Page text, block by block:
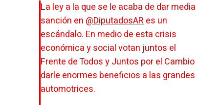
La ley a la que se le acaba de dar media
sanción en @DiputadosARes un
escándalo. En medio de esta crisis
económica y social votan juntos el
Frente de Todos y Juntos por el Cambio
darle enormes beneficios a las grandes
automotrices.